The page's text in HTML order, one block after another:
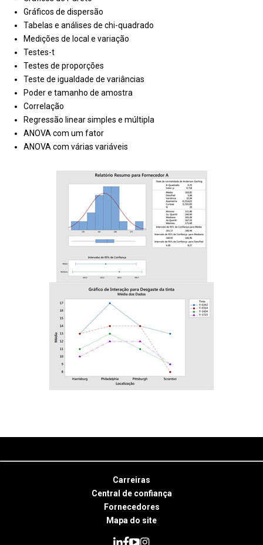
Gráficos de dispersão
Tabelas e análises de chi-quadrado
Medições de local e variação
Testes-t
Testes de proporções
Teste de igualdade de variâncias
Poder e tamanho de amostra
Correlação
Regressão linear simples e múltipla
ANOVA com um fator
ANOVA com várias variáveis
Carreiras
Central de confiança
Fornecedores
Mapa do site